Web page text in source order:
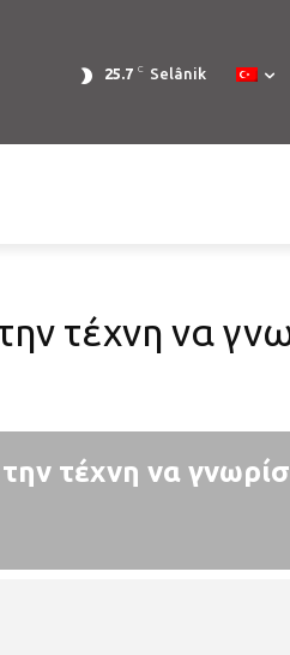
25.7 C Selânik
τέχνη να
τέχνη να